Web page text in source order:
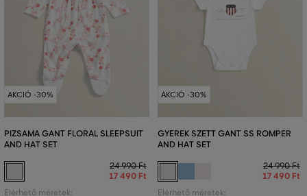
AKCIÓ -30%
PIZSAMA GANT FLORAL SLEEPSUIT
AND HAT SET
24 990 Ft
17 490 Ft
Elérhető méretek:
AKCIÓ -30%
GYEREK SZETT GANT SS ROMPER
AND HAT SET
24 990 Ft
17 490 Ft
Elérhető méretek: